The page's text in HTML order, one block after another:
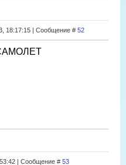
18:17:15 | Сообщение # 52
| Сообщение # 53